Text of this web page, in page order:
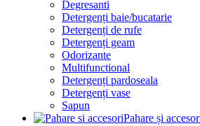
Degresanti
Detergenți baie/bucatarie
Detergenți de rufe
Detergenți geam
Odorizante
Multifunctional
Detergenți pardoseala
Detergenți vase
Sapun
Pahare și